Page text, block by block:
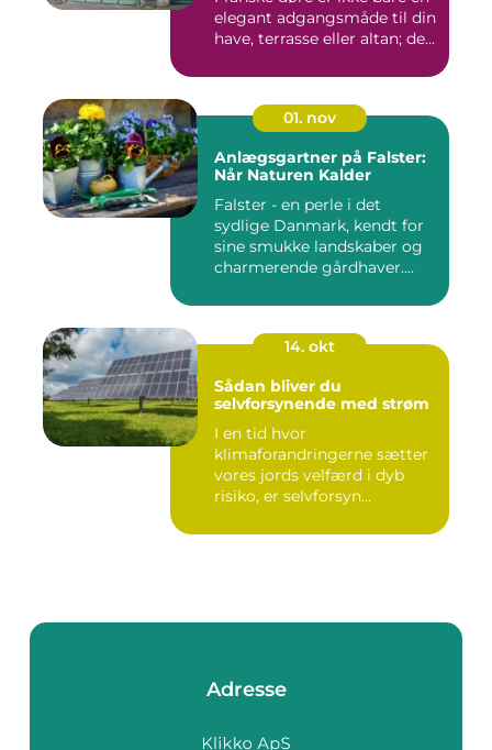
elegant adgangsmåde til din
have, terrasse eller altan; de...
01. nov
Anlægsgartner på Falster:
Når Naturen Kalder
Falster - en perle i det
sydlige Danmark, kendt for
sine smukke landskaber og
charmerende gårdhaver....
14. okt
Sådan bliver du
selvforsynende med strøm
I en tid hvor
klimaforandringerne sætter
vores jords velfærd i dyb
risiko, er selvforsyn...
Adresse